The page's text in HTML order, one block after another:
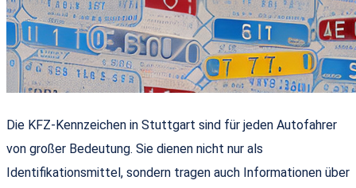
Die KFZ-Kennzeichen in Stuttgart sind für jeden Autofahrer
von großer Bedeutung. Sie dienen nicht nur als
Identifikationsmittel, sondern tragen auch Informationen über